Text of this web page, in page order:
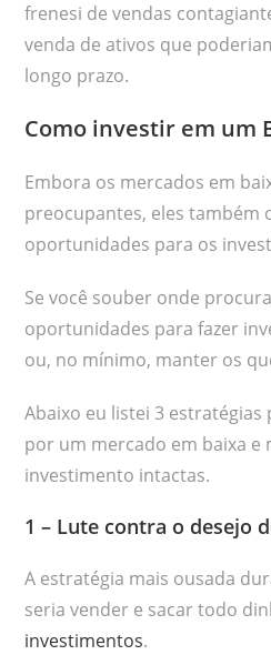
frenesi de vendas
venda de ativos que
longo prazo.
Como investir em um
Embora os mercados em
preocupantes, eles também
oportunidades para os
Se você souber onde
oportunidades para fazer
ou, no mínimo, manter os
Abaixo eu listei 3 estratégias
por um mercado em baixa e
investimento intactas.
1 – Lute contra o desejo
A estratégia mais ousada
seria vender e sacar todo
investimentos.